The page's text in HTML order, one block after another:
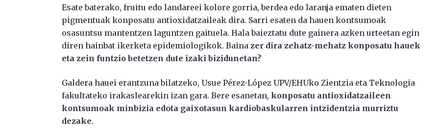
Esate baterako, fruitu edo landareei kolore gorria, berdea edo laranja ematen dieten
pigmentuak konposatu antioxidatzaileak dira. Sarri esaten da hauen kontsumoak
osasuntsu mantentzen laguntzen gaituela. Hala baieztatu dute gainera azken urteetan egin
diren hainbat ikerketa epidemiologikok. Bainazer dira zehatz-mehatz konposatu hauek
eta zein funtzio betetzen dute izaki bizidunetan?
Galdera hauei erantzuna bilatzeko, Usue Pérez-López UPV/EHUko Zientzia eta Teknologia
fakultateko irakaslearekin izan gara. Bere esanetan,konposatu antioxidatzaileen
kontsumoak minbizia edota gaixotasun kardiobaskularren intzidentzia murriztu
dezake.